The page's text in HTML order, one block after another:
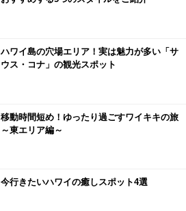
ハワイ島の穴場エリア！実は魅力が多い「サ
ウス・コナ」の観光スポット
移動時間短め！ゆったり過ごすワイキキの旅
～東エリア編～
今行きたいハワイの癒しスポット4選